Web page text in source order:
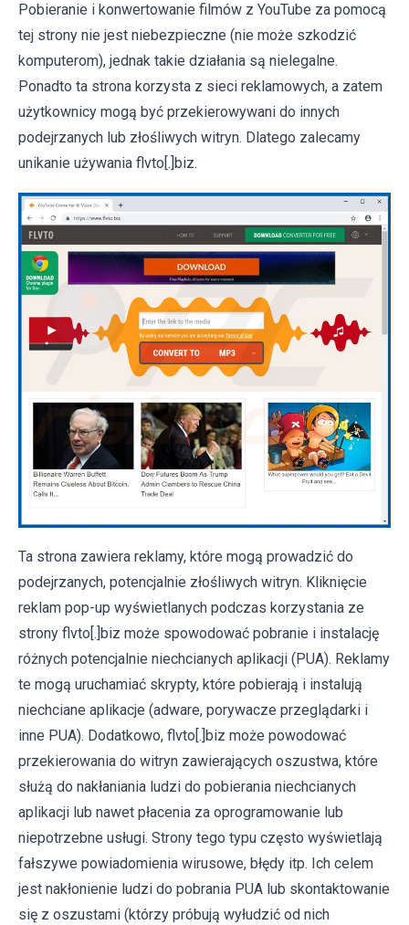
Pobieranie i konwertowanie filmów z YouTube za pomocą
tej strony nie jest niebezpieczne (nie może szkodzić
komputerom), jednak takie działania są nielegalne.
Ponadto ta strona korzysta z sieci reklamowych, a zatem
użytkownicy mogą być przekierowywani do innych
podejrzanych lub złośliwych witryn. Dlatego zalecamy
unikanie używania flvto[.]biz.
Ta strona zawiera reklamy, które mogą prowadzić do
podejrzanych, potencjalnie złośliwych witryn. Kliknięcie
reklam pop-up wyświetlanych podczas korzystania ze
strony flvto[.]biz może spowodować pobranie i instalację
różnych potencjalnie niechcianych aplikacji (PUA). Reklamy
te mogą uruchamiać skrypty, które pobierają i instalują
niechciane aplikacje (adware, porywacze przeglądarki i
inne PUA). Dodatkowo, flvto[.]biz może powodować
przekierowania do witryn zawierających oszustwa, które
służą do nakłaniania ludzi do pobierania niechcianych
aplikacji lub nawet płacenia za oprogramowanie lub
niepotrzebne usługi. Strony tego typu często wyświetlają
fałszywe powiadomienia wirusowe, błędy itp. Ich celem
jest nakłonienie ludzi do pobrania PUA lub skontaktowanie
się z oszustami (którzy próbują wyłudzić od nich